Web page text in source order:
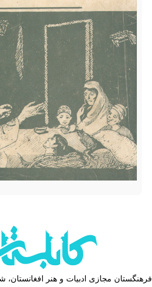
فرهنگستان مجازی ادبیات و هنر افغانستان،